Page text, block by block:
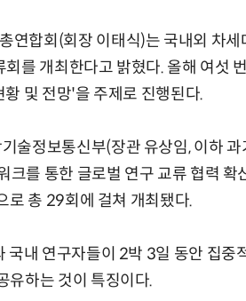
연합회(회장 이태식)는 국내외 차
를 개최한다고 밝혔다. 올해 여섯
및 전망'을 주제로 진행된다.
술정보통신부(장관 유상임, 이하
크를 통한 글로벌 연구 교류 협력
로 총 29회에 걸쳐 개최됐다.
국내 연구자들이 2박 3일 동안 집
유하는 것이 특징이다.